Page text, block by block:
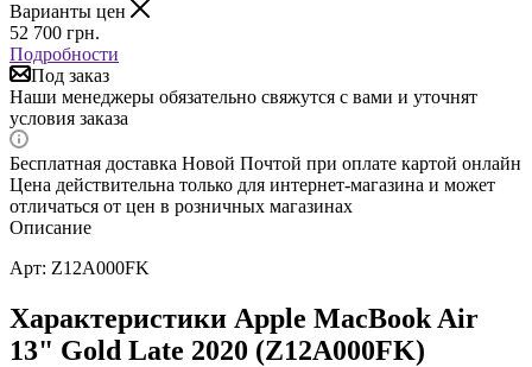
Варианты цен
52 700 грн.
Подробности
Под заказ
Наши менеджеры обязательно свяжутся с вами и уточнят
условия заказа
Бесплатная доставка Новой Почтой при оплате картой онлайн
Цена действительна только для интернет-магазина и может
отличаться от цен в розничных магазинах
Описание
Арт: Z12A000FK
Характеристики Apple MacBook Air
13" Gold Late 2020 (Z12A000FK)